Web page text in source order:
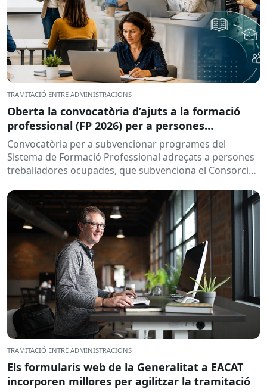
TRAMITACIÓ ENTRE ADMINISTRACIONS
Oberta la convocatòria d’ajuts a la formació
professional (FP 2026) per a persones
treballadores ocupades
Convocatòria per a subvencionar programes del
Sistema de Formació Professional adreçats a persones
treballadores ocupades, que subvenciona el Consorci
TRAMITACIÓ ENTRE ADMINISTRACIONS
Els formularis web de la Generalitat a EACAT
incorporen millores per agilitzar la tramitació